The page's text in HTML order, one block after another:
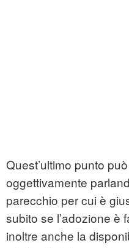
Quest’ultimo punto
oggettivamente
parecchio per cui è
subito se l’adozione è
inoltre anche la